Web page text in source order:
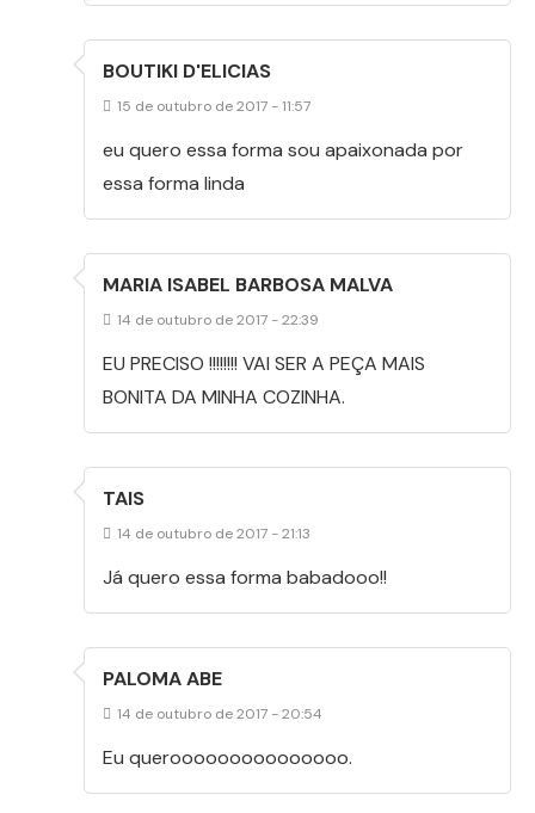
BOUTIKI D'ELICIAS
15 de outubro de 2017 - 11:57
eu quero essa forma sou apaixonada por
essa forma linda
MARIA ISABEL BARBOSA MALVA
14 de outubro de 2017 - 22:39
EU PRECISO !!!!!!!! VAI SER A PEÇA MAIS
BONITA DA MINHA COZINHA.
TAIS
14 de outubro de 2017 - 21:13
Já quero essa forma babadooo!!
PALOMA ABE
14 de outubro de 2017 - 20:54
Eu querooooooooooooooo.